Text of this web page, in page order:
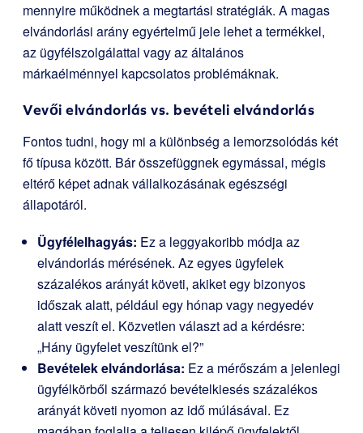
mennyire működnek a megtartási stratégiák. A magas
elvándorlási arány egyértelmű jele lehet a termékkel,
az ügyfélszolgálattal vagy az általános
márkaélménnyel kapcsolatos problémáknak.
Vevői elvándorlás vs. bevételi elvándorlás
Fontos tudni, hogy mi a különbség a lemorzsolódás két
fő típusa között. Bár összefüggnek egymással, mégis
eltérő képet adnak vállalkozásának egészségi
állapotáról.
Ügyfélelhagyás: Ez a leggyakoribb módja az
elvándorlás mérésének. Az egyes ügyfelek
százalékos arányát követi, akiket egy bizonyos
időszak alatt, például egy hónap vagy negyedév
alatt veszít el. Közvetlen választ ad a kérdésre:
„Hány ügyfelet veszítünk el?”
Bevételek elvándorlása: Ez a mérőszám a jelenlegi
ügyfélkörből származó bevételkiesés százalékos
arányát követi nyomon az idő múlásával. Ez